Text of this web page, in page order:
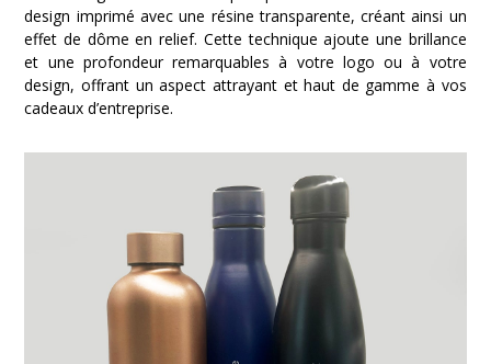
design imprimé avec une résine transparente, créant ainsi un
effet de dôme en relief. Cette technique ajoute une brillance
et une profondeur remarquables à votre logo ou à votre
design, offrant un aspect attrayant et haut de gamme à vos
cadeaux d’entreprise.